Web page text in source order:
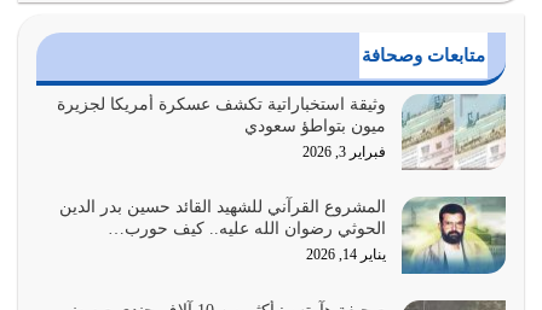
وعد الله تعالى من يُقتل في سبيله بالحياة الأبدية والرزق
والاستبشار والنجاة والخلود في…
يوليو 29, 2026
القرآن الكريم هو أهم مصدر لمعرفة رسول الله معرفة سيرته
معرفة شخصيته معرفة عظمته
يوليو 28, 2026
هل نحن من الصالحين؟ قيِّم نفسك هنا اترك القرآن على أصله
وأعرض نفسك، وأعرض ما لديك على…
يوليو 27, 2026
متابعات وصحافة
وثيقة استخباراتية تكشف عسكرة أمريكا لجزيرة
ميون بتواطؤ سعودي
فبراير 3, 2026
المشروع القرآني للشهيد القائد حسين بدر الدين
الحوثي رضوان الله عليه.. كيف حورب…
يناير 14, 2026